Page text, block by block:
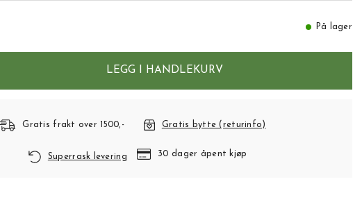
På lager
LEGG I HANDLEKURV
Gratis frakt over 1500,- Gratis bytte (returinfo)
Superrask levering 30 dager åpent kjøp